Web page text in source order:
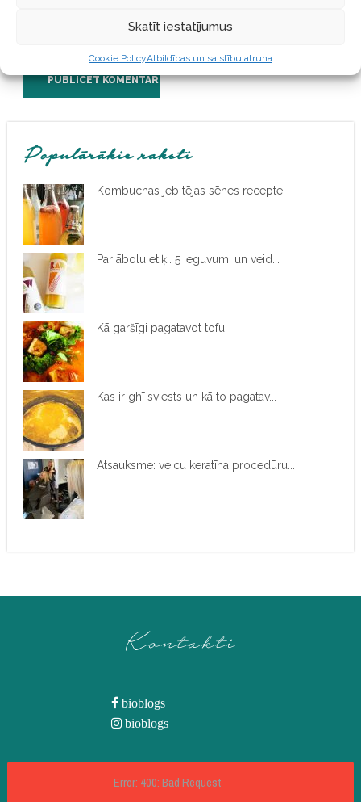
Skatīt iestatījumus
Cookie PolicyAtbildības un saistību atruna
Populārākie raksti
Kombuchas jeb tējas sēnes recepte
Par ābolu etiķi. 5 ieguvumi un veid...
Kā garšīgi pagatavot tofu
Kas ir ghī sviests un kā to pagatav...
Atsauksme: veicu keratīna procedūru...
Kontakti
bioblogs
bioblogs
Error: 400: Bad Request